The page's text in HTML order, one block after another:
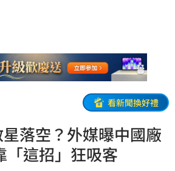
看新聞換好禮
落空？外媒曝中國廠
「這招」狂吸客